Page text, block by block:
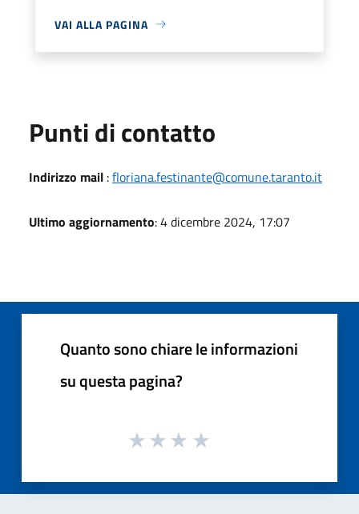
VAI ALLA PAGINA
Punti di contatto
Indirizzo mail :floriana.festinante@comune.taranto.it
Ultimo aggiornamento: 4 dicembre 2024, 17:07
Quanto sono chiare le informazioni
su questa pagina?